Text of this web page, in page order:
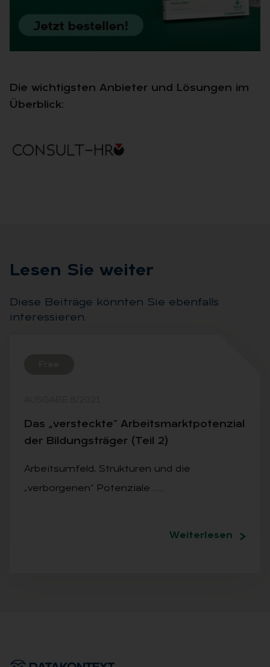
Die wichtigsten Anbieter und Lösungen im
Überblick:
Le­sen Sie wei­ter
Diese Beiträge könnten Sie ebenfalls
interessieren.
Das „ver­steck­te“ Ar­beits­markt­po­ten­zi­al
der Bil­dungs­trä­ger (Teil 2)
Arbeitsumfeld, Strukturen und die
„verborgenen“ Potenziale ……
Weiterlesen